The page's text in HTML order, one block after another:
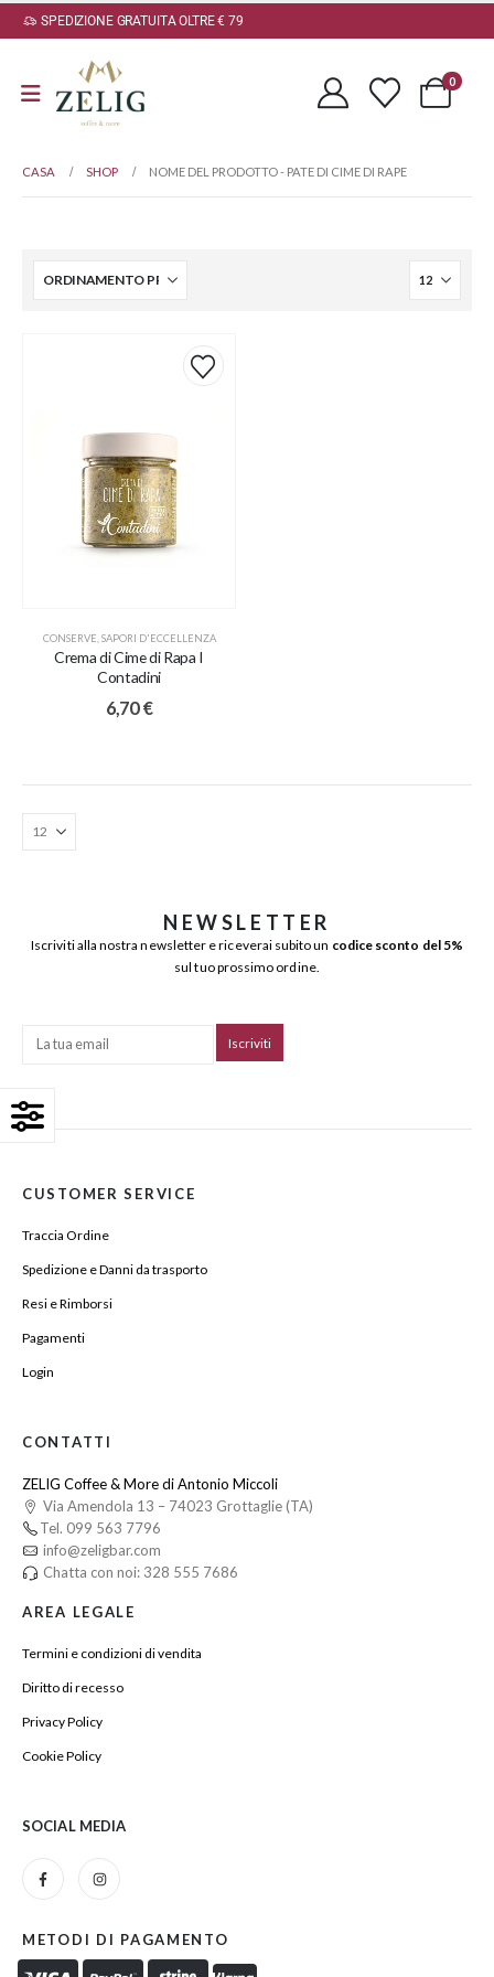
SPEDIZIONE GRATUITA OLTRE € 79
0
CASA SHOP NOME DEL PRODOTTO - PATE DI CIME DI RAPE
CONSERVE SAPORI D'ECCELLENZA
Crema di Cime di Rapa I
Contadini
6,70€
NEWSLETTER
Iscriviti alla nostra newsletter e riceverai subito un codice sconto del 5%
sul tuo prossimo ordine.
CUSTOMER SERVICE
Traccia Ordine
Spedizione e Danni da trasporto
Resi e Rimborsi
Pagamenti
Login
CONTATTI
ZELIG Coffee & More di Antonio Miccoli
Via Amendola 13 – 74023 Grottaglie (TA)
Tel. 099 563 7796
info@zeligbar.com
Chatta con noi: 328 555 7686
AREA LEGALE
Termini e condizioni di vendita
Diritto di recesso
Privacy Policy
Cookie Policy
SOCIAL MEDIA
METODI DI PAGAMENTO